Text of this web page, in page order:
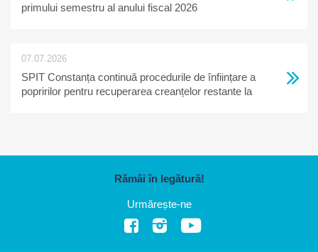
primului semestru al anului fiscal 2026
07.07.2026
SPIT Constanța continuă procedurile de înființare a
popririlor pentru recuperarea creanțelor restante la
Rămâi în legătură!
Urmărește-ne